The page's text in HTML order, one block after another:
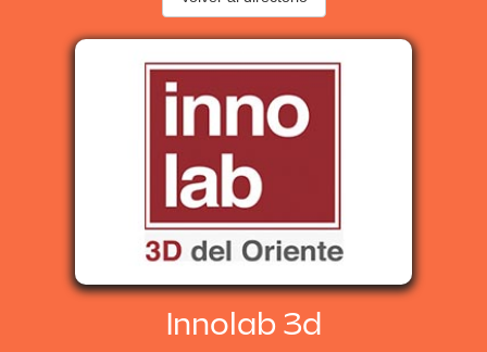
Innolab 3d